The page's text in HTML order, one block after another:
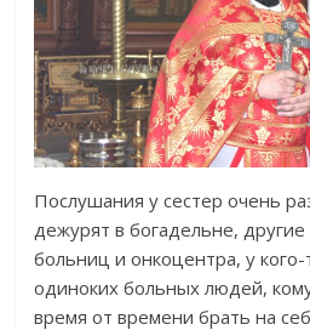
Послушания у сестер очень
дежурят в богадельне,
больниц и онкоцентра, у
одиноких больных людей,
время от времени брать на